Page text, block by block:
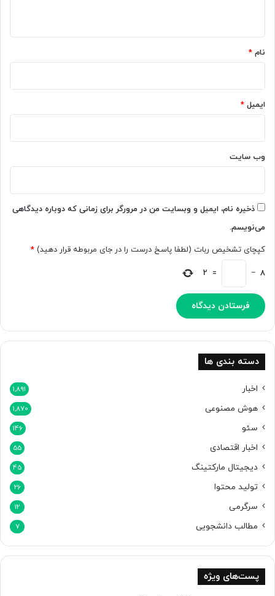
و
ع
ی
e
m
i
i
ا
ر
ا
ه
ی‌
ش
م
ص
و
ع
ی
ه
ه
ی
ب
د
نام *
ایمیل *
وب‌ سایت
ذخیره نام، ایمیل و وبسایت من در مرورگر برای زمانی که دوباره دیدگاهی
می‌نویسم.
کپچای تشخیص ربات (لطفا پاسخ درست را در جای مربوطه قرار دهید) *
8
−
=
2
دسته بندی ها
اخبار 1,891
هوش مصنوعی 1,870
سئو 146
اخبار اقتصادی 55
دیجیتال مارکتینگ 45
تولید محتوا 26
سرگرمی 12
مطالب دانشجویی 7
پست‌های ویژه